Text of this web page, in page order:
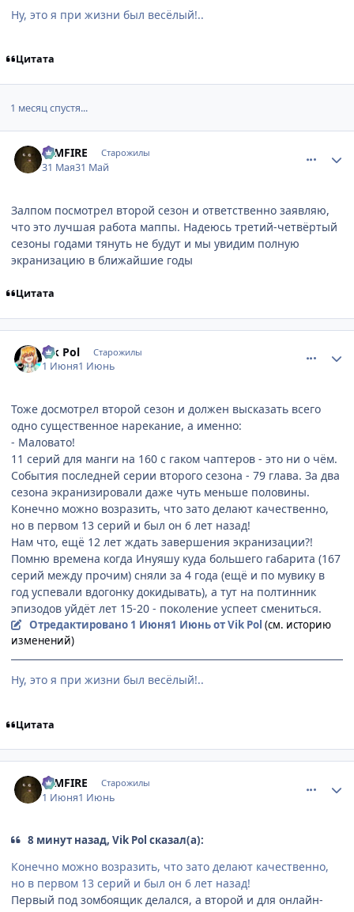
Ну, это я при жизни был весёлый!..
Цитата
1 месяц спустя...
DIMFIRE Старожилы
31 Мая31 Май
Залпом посмотрел второй сезон и ответственно заявляю,
что это лучшая работа маппы. Надеюсь третий-четвёртый
сезоны годами тянуть не будут и мы увидим полную
экранизацию в ближайшие годы
Цитата
Vik Pol Старожилы
1 Июня1 Июнь
Тоже досмотрел второй сезон и должен высказать всего
одно существенное нарекание, а именно:
- Маловато!
11 серий для манги на 160 с гаком чаптеров - это ни о чём.
События последней серии второго сезона - 79 глава. За два
сезона экранизировали даже чуть меньше половины.
Конечно можно возразить, что зато делают качественно,
но в первом 13 серий и был он 6 лет назад!
Нам что, ещё 12 лет ждать завершения экранизации?!
Помню времена когда Инуяшу куда большего габарита (167
серий между прочим) сняли за 4 года (ещё и по мувику в
год успевали вдогонку докидывать), а тут на полтинник
эпизодов уйдёт лет 15-20 - поколение успеет смениться.
Отредактировано 1 Июня1 Июньот Vik Pol (см. историю
изменений)
Ну, это я при жизни был весёлый!..
Цитата
DIMFIRE Старожилы
1 Июня1 Июнь
8 минут назад, Vik Pol сказал(а):
Конечно можно возразить, что зато делают качественно,
но в первом 13 серий и был он 6 лет назад!
Первый под зомбоящик делался, а второй и для онлайн-